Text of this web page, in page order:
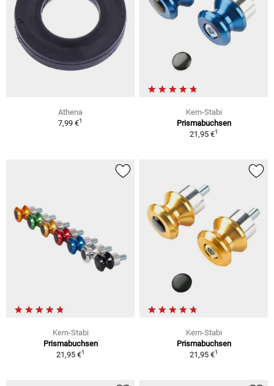
Athena
7,99 €1
Kern-Stabi
Prismabuchsen
21,95 €1
Kern-Stabi
Prismabuchsen
21,95 €1
Kern-Stabi
Prismabuchsen
21,95 €1